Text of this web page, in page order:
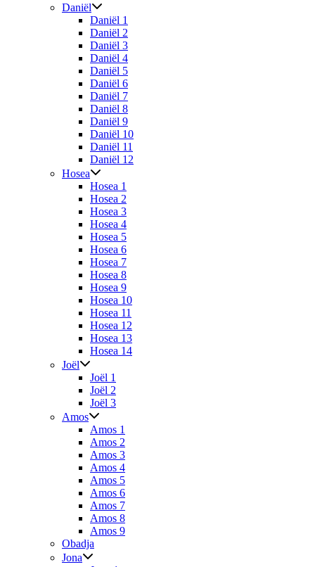
Daniël
Daniël 1
Daniël 2
Daniël 3
Daniël 4
Daniël 5
Daniël 6
Daniël 7
Daniël 8
Daniël 9
Daniël 10
Daniël 11
Daniël 12
Hosea
Hosea 1
Hosea 2
Hosea 3
Hosea 4
Hosea 5
Hosea 6
Hosea 7
Hosea 8
Hosea 9
Hosea 10
Hosea 11
Hosea 12
Hosea 13
Hosea 14
Joël
Joël 1
Joël 2
Joël 3
Amos
Amos 1
Amos 2
Amos 3
Amos 4
Amos 5
Amos 6
Amos 7
Amos 8
Amos 9
Obadja
Jona